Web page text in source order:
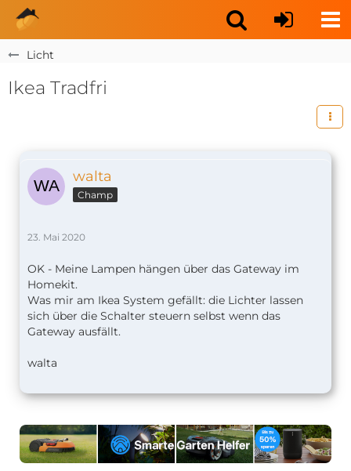
Licht
Ikea Tradfri
walta
Champ
23. Mai 2020
OK - Meine Lampen hängen über das Gateway im
Homekit.
Was mir am Ikea System gefällt: die Lichter lassen
sich über die Schalter steuern selbst wenn das
Gateway ausfällt.
walta